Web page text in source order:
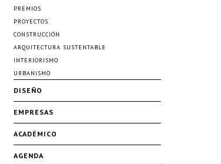
PREMIOS
PROYECTOS
CONSTRUCCIÓN
ARQUITECTURA SUSTENTABLE
INTERIORISMO
URBANISMO
DISEÑO
EMPRESAS
ACADÉMICO
AGENDA